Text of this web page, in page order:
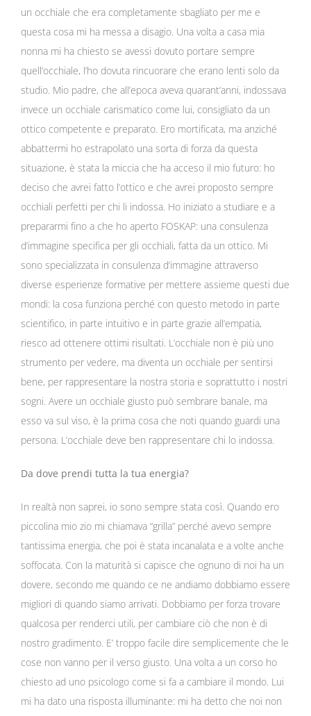
un occhiale che era completamente sbagliato per me e
questa cosa mi ha messa a disagio. Una volta a casa mia
nonna mi ha chiesto se avessi dovuto portare sempre
quell’occhiale, l’ho dovuta rincuorare che erano lenti solo da
studio. Mio padre, che all’epoca aveva quarant’anni, indossava
invece un occhiale carismatico come lui, consigliato da un
ottico competente e preparato. Ero mortificata, ma anziché
abbattermi ho estrapolato una sorta di forza da questa
situazione, è stata la miccia che ha acceso il mio futuro: ho
deciso che avrei fatto l’ottico e che avrei proposto sempre
occhiali perfetti per chi li indossa. Ho iniziato a studiare e a
prepararmi fino a che ho aperto FOSKAP: una consulenza
d’immagine specifica per gli occhiali, fatta da un ottico. Mi
sono specializzata in consulenza d’immagine attraverso
diverse esperienze formative per mettere assieme questi due
mondi: la cosa funziona perché con questo metodo in parte
scientifico, in parte intuitivo e in parte grazie all’empatia,
riesco ad ottenere ottimi risultati. L’occhiale non è più uno
strumento per vedere, ma diventa un occhiale per sentirsi
bene, per rappresentare la nostra storia e soprattutto i nostri
sogni. Avere un occhiale giusto può sembrare banale, ma
esso va sul viso, è la prima cosa che noti quando guardi una
persona. L’occhiale deve ben rappresentare chi lo indossa.
Da dove prendi tutta la tua energia?
In realtà non saprei, io sono sempre stata così. Quando ero
piccolina mio zio mi chiamava “grilla” perché avevo sempre
tantissima energia, che poi è stata incanalata e a volte anche
soffocata. Con la maturità si capisce che ognuno di noi ha un
dovere, secondo me quando ce ne andiamo dobbiamo essere
migliori di quando siamo arrivati. Dobbiamo per forza trovare
qualcosa per renderci utili, per cambiare ciò che non è di
nostro gradimento. E’ troppo facile dire semplicemente che le
cose non vanno per il verso giusto. Una volta a un corso ho
chiesto ad uno psicologo come si fa a cambiare il mondo. Lui
mi ha dato una risposta illuminante: mi ha detto che noi non